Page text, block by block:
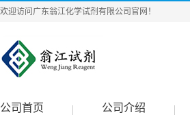
欢迎访问广东翁江化学试剂有限公司官网！
公司首页 公司介绍